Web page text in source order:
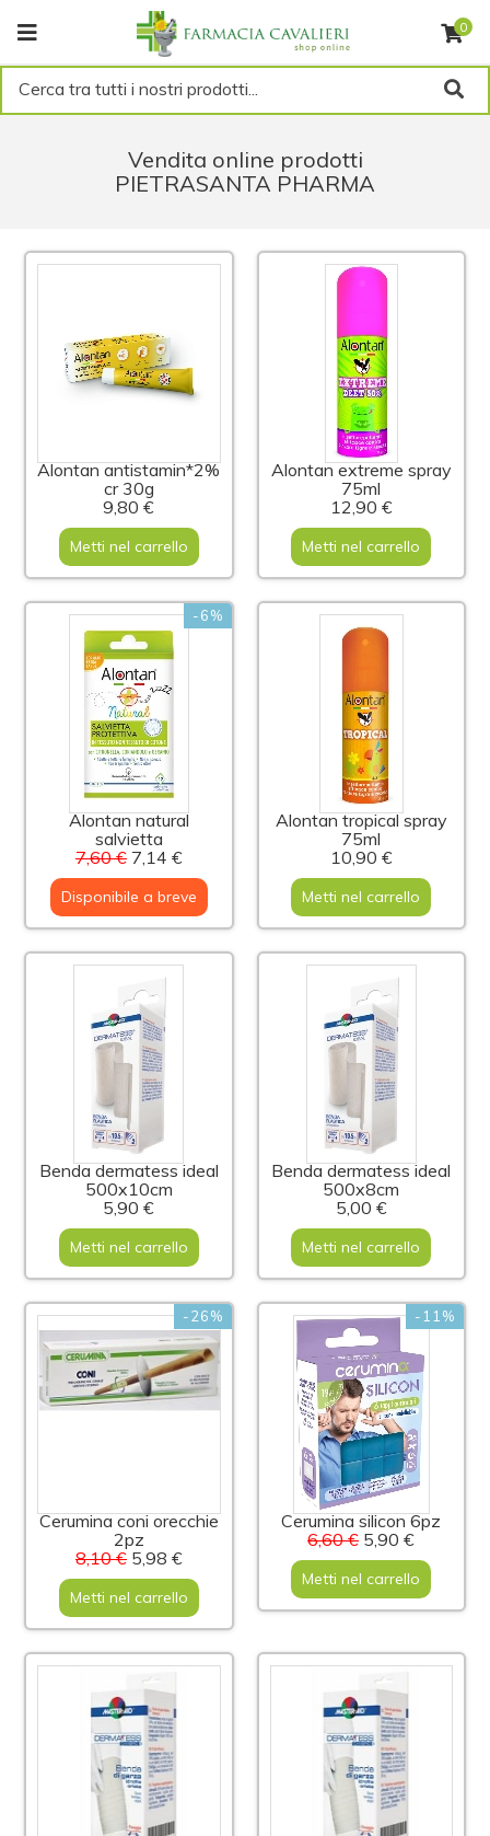
0
Cerca tra tutti i nostri prodotti...
Vendita online prodotti
PIETRASANTA PHARMA
Alontan antistamin*2%
cr 30g
9,80 €
Metti nel carrello
Alontan extreme spray
75ml
12,90 €
Metti nel carrello
-6%
Alontan natural
salvietta
7,60 €7,14 €
Disponibile a breve
Alontan tropical spray
75ml
10,90 €
Metti nel carrello
Benda dermatess ideal
500x10cm
5,90 €
Metti nel carrello
Benda dermatess ideal
500x8cm
5,00 €
Metti nel carrello
-26%
Cerumina coni orecchie
2pz
8,10 €5,98 €
Metti nel carrello
-11%
Cerumina silicon 6pz
6,60 € 5,90 €
Metti nel carrello